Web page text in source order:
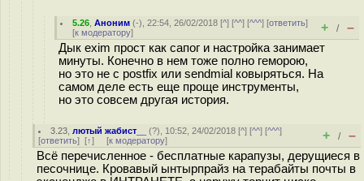
5.26 ,Аноним (-), 22:54, 26/02/2018 [^] [^^] [^^^] [ответить]
[к модератору] + / –
Дык exim прост как сапог и настройка занимает
минуты. Конечно в нем тоже полно геморою,
но это не с postfix или sendmial ковыряться. На
самом деле есть еще проще инструменты,
но это совсем другая история.
3.23 ,лютый жабист__ (?), 10:52, 24/02/2018 [^] [^^] [^^^]
[ответить] [↑] [к модератору] + / –
Всё перечисленное - бесплатные карапузы, дерущиеся в
песочнице. Кровавый ынтырпрайз на терабайты почты в